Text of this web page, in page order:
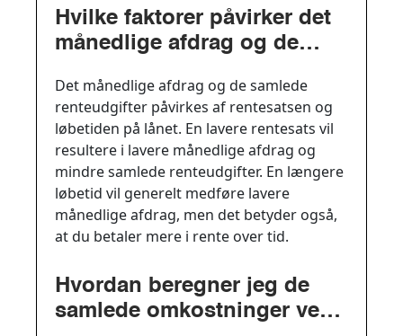
Hvilke faktorer påvirker det
månedlige afdrag og de
Det månedlige afdrag og de samlede
renteudgifter påvirkes af rentesatsen og
løbetiden på lånet. En lavere rentesats vil
resultere i lavere månedlige afdrag og
mindre samlede renteudgifter. En længere
løbetid vil generelt medføre lavere
månedlige afdrag, men det betyder også,
at du betaler mere i rente over tid.
Hvordan beregner jeg de
samlede omkostninger ved